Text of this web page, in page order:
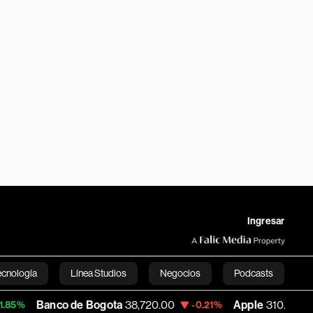
Ingresar
Línea Studios Negocios Podcasts
English
de Bogota 38,720.00 -0.21% Apple 310.94 +0.55%